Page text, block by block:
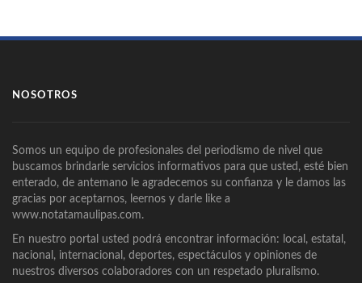
NOSOTROS
Somos un equipo de profesionales del periodismo de nivel que
buscamos brindarle servicios informativos para que usted, esté bien
enterado, de antemano le agradecemos su confianza y le damos las
gracias por aceptarnos, leernos y darle like a
www.notatamaulipas.com.
En nuestro portal usted podrá encontrar información: local, estatal,
nacional, internacional, deportes, espectáculos y opiniones de
nuestros diversos colaboradores con un respetado pluralismo.